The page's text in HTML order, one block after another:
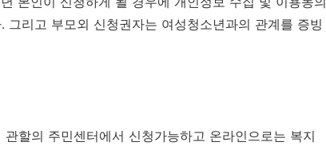
리고 부모외 신청권자는 여성청소년과의 관계를 증빙
할의 주민센터에서 신청가능하고 온라인으로는 복지